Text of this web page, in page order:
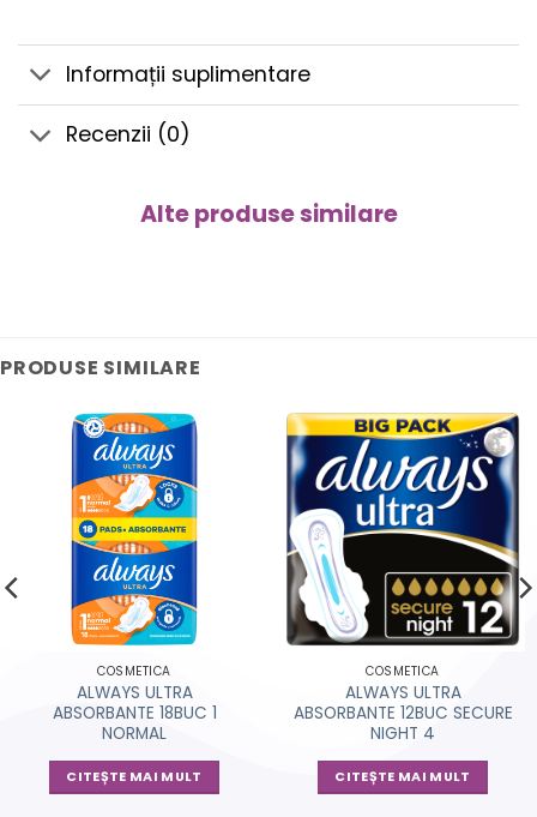
Informații suplimentare
Recenzii (0)
Alte produse similare
PRODUSE SIMILARE
COSMETICA
ALWAYS ULTRA
ABSORBANTE 18BUC 1
NORMAL
CITEȘTE MAI MULT
COSMETICA
ALWAYS ULTRA
ABSORBANTE 12BUC SECURE
NIGHT 4
CITEȘTE MAI MULT